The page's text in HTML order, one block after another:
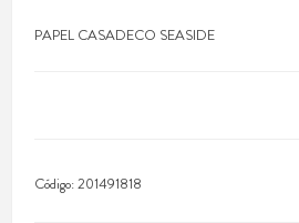
PAPEL CASADECO SEASIDE
Código:201491818